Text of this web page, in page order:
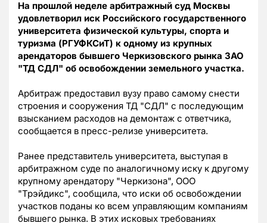
На прошлой неделе арбитражный суд Москвы
удовлетворил иск Российского государственного
университета физической культуры, спорта и
туризма (РГУФКСиТ) к одному из крупных
арендаторов бывшего Черкизовского рынка ЗАО
"ТД СДЛ" об освобождении земельного участка.
Арбитраж предоставил вузу право самому снести
строения и сооружения ТД "СДЛ" с последующим
взысканием расходов на демонтаж с ответчика,
сообщается в пресс-релизе университета.
Ранее представитель университета, выступая в
арбитражном суде по аналогичному иску к другому
крупному арендатору "Черкизона", ООО
"Трэйдикс", сообщила, что иски об освобождении
участков поданы ко всем управляющим компаниям
бывшего рынка. В этих исковых требованиях